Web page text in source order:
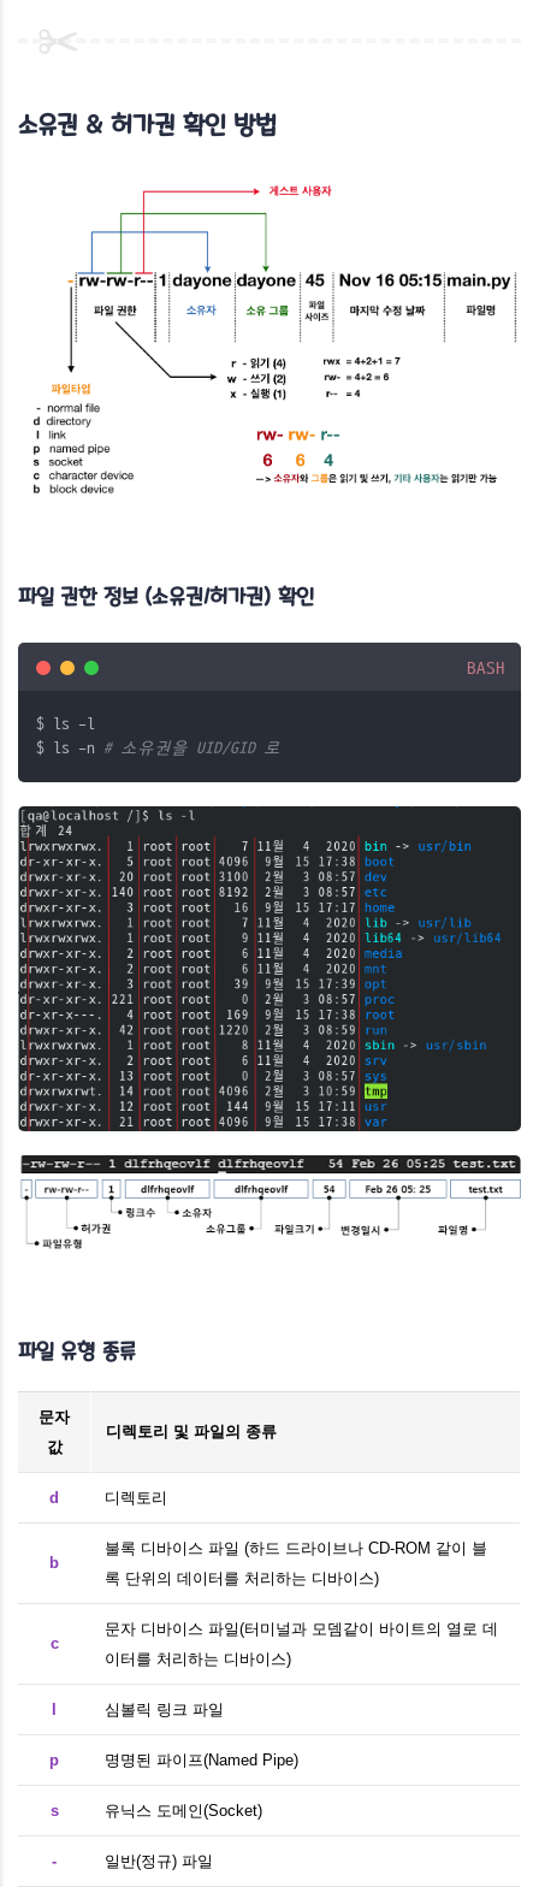
소유권 & 허가권 확인 방법
파일 권한 정보 (소유권/허가권) 확인
BASH
$ ls -l
$ ls -n # 소유권을 UID/GID 로
파일 유형 종류
문자
값
디렉토리 및 파일의 종류
d 디렉토리
b
불록 디바이스 파일 (하드 드라이브나 CD-ROM 같이 블
록 단위의 데이터를 처리하는 디바이스)
c
문자 디바이스 파일(터미널과 모뎀같이 바이트의 열로 데
이터를 처리하는 디바이스)
심볼릭 링크 파일
p 명명된 파이프(Named Pipe)
s 유닉스 도메인(Socket)
- 일반(정규) 파일